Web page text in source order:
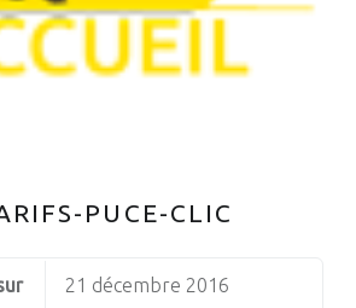
PUCE-CLIC
21 décembre 2016